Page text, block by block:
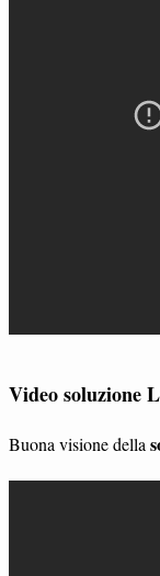
Video soluzione
Buona visione della